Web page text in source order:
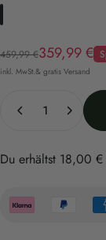
Verkaufspreis
359,99 €
Normaler Preis
459,99 €
inkl. MwSt.& gratis Versand
Du erhältst 18,00 €